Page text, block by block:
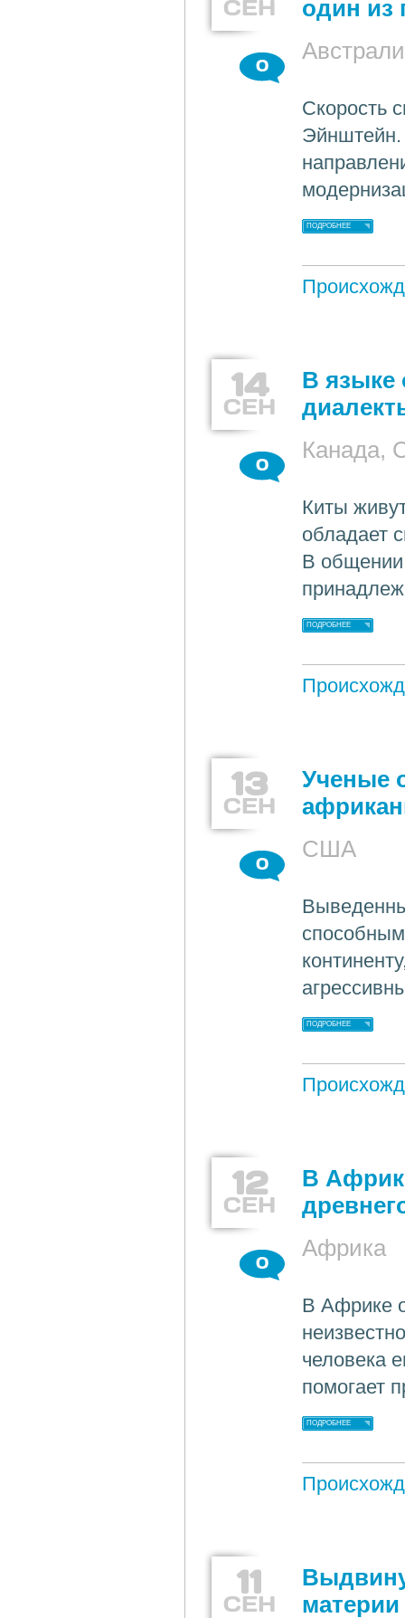
СЕН
один из
0
Скорость
Эйнштейн.
ПОДРОБНЕЕ
14
СЕН
В языке
Канада,
0
Киты
обладает
В общении
ПОДРОБНЕЕ
13
СЕН
Ученые
США
0
ПОДРОБНЕЕ
12
СЕН
В
Африка
0
В Африке
человека
помогает
ПОДРОБНЕЕ
11
СЕН
материи